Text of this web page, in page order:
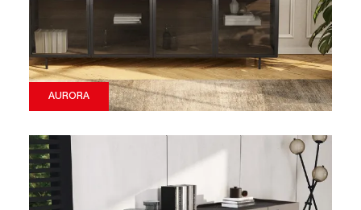
AURORA